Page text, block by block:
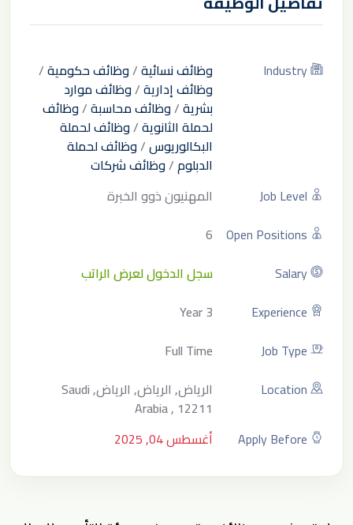
Industry وظائف نسائية/وظائف حكومية/
وظائف إدارية/وظائف موارد
بشرية/وظائف محاسبة/وظائف
لحملة الثانوية/وظائف لحملة
البكالوريوس/وظائف لحملة
الدبلوم/وظائف شركات
Job Level
المهنيون ذوو الخبرة
Open Positions
6
Salary
سجل الدخول لعرض الراتب
Experience
3 Year
Job Type
Full Time
Location
الرياض, الرياض, الرياض, Saudi
Arabia , 12211
Apply Before
أغسطس 04, 2025